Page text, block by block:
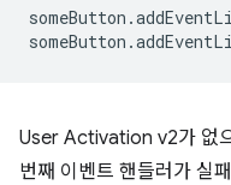
someButton .
someButton .
User Activation v2가 없
번째 이벤트 핸들러가 실